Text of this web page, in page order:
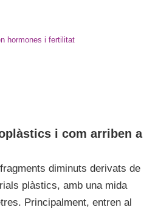
hormones i fertilitat
i com arriben a
diminuts derivats de
plàstics, amb una mida
Principalment, entren al